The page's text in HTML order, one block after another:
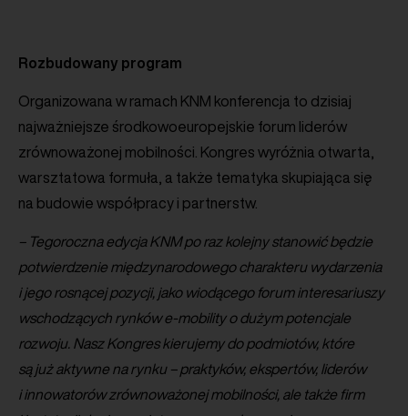
Rozbudowany program
Organizowana w ramach KNM konferencja to dzisiaj
najważniejsze środkowoeuropejskie forum liderów
zrównoważonej mobilności. Kongres wyróżnia otwarta,
warsztatowa formuła, a także tematyka skupiająca się
na budowie współpracy i partnerstw.
– Tegoroczna edycja KNM po raz kolejny stanowić będzie
potwierdzenie międzynarodowego charakteru wydarzenia
i jego rosnącej pozycji, jako wiodącego forum interesariuszy
wschodzących rynków e-mobility o dużym potencjale
rozwoju. Nasz Kongres kierujemy do podmiotów, które
są już aktywne na rynku – praktyków, ekspertów, liderów
i innowatorów zrównoważonej mobilności, ale także firm